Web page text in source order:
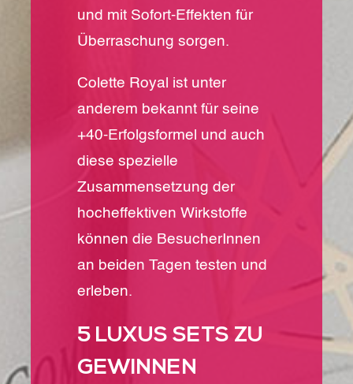
und mit Sofort-Effekten für
Überraschung sorgen.
Colette Royal ist unter
anderem bekannt für seine
+40-Erfolgsformel und auch
diese spezielle
Zusammensetzung der
hocheffektiven Wirkstoffe
können die BesucherInnen
an beiden Tagen testen und
erleben.
5 LUXUS SETS ZU
GEWINNEN